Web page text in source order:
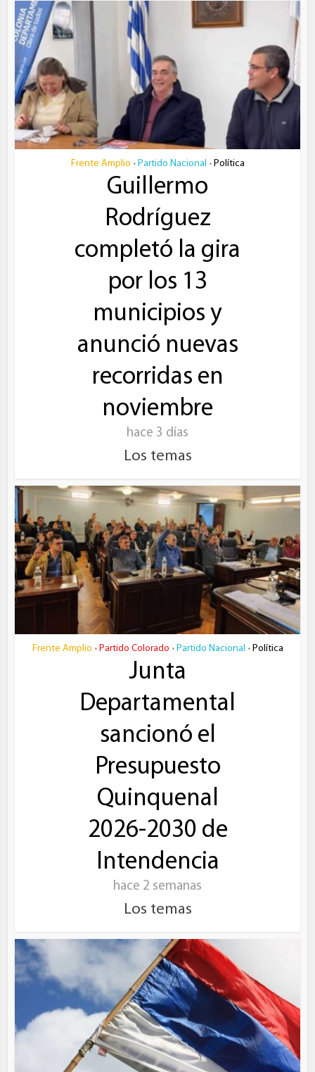
Frente Amplio • Partido Nacional • Política
Guillermo
Rodríguez
completó la gira
por los 13
municipios y
anunció nuevas
recorridas en
noviembre
hace 3 días
Los temas
Frente Amplio • Partido Colorado • Partido Nacional • Política
Junta
Departamental
sancionó el
Presupuesto
Quinquenal
2026-2030 de
Intendencia
hace 2 semanas
Los temas